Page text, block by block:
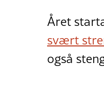
Året
svært
også